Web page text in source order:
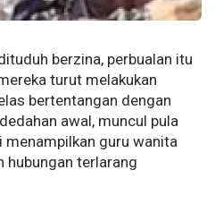
berzina, perbualan itu
turut melakukan
bertentangan dengan
awal, muncul pula
menampilkan guru wanita
hubungan terlarang